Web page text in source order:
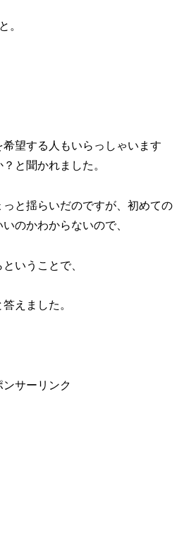
。
望する人もいらっしゃいます
と聞かれました。
と揺らいだのですが、初めての
のかわからないので、
いうことで、
えました。
ンサーリンク